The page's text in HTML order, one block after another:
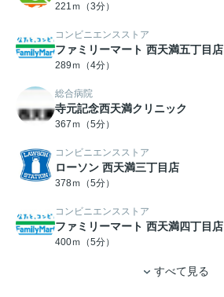
221ｍ（3分）
コンビニエンスストア
ファミリーマート 西天満五丁目店
289ｍ（4分）
総合病院
寺元記念西天満クリニック
367ｍ（5分）
コンビニエンスストア
ローソン 西天満三丁目店
378ｍ（5分）
コンビニエンスストア
ファミリーマート 西天満四丁目店
400ｍ（5分）
すべて見る